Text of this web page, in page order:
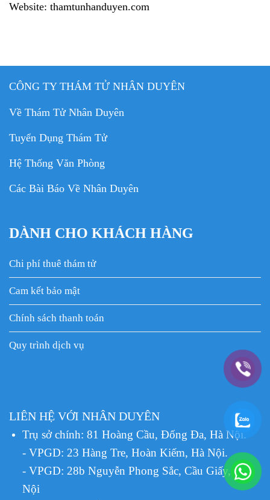
Website: thamtunhanduyen.com
CÔNG TY THÁM TỬ NHÂN DUYÊN
Về Thám Tử Nhân Duyên
Tuyển Dụng Thám Tử
Hệ Thống Văn Phòng
Các Bài Báo Về Nhân Duyên
DÀNH CHO KHÁCH HÀNG
Chi phí thuê thám tử
Cam kết bảo mật
Chính sách thanh toán
Quy trình dịch vụ
LIÊN HỆ VỚI NHÂN DUYÊN
Trụ sở chính: 81 Hoàng Cầu, Đống Đa, Hà Nội.
- VPGD: 23 Hàng Tre, Hoàn Kiếm, Hà Nội.
- VPGD: 28b Nguyễn Phong Sắc, Cầu Giấy, Hà
Nội